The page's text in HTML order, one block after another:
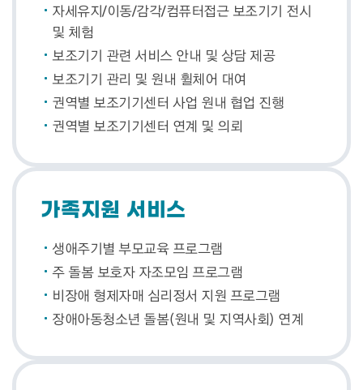
자세유지/이동/감각/컴퓨터접근 보조기기 전시
및 체험
보조기기 관련 서비스 안내 및 상담 제공
보조기기 관리 및 원내 휠체어 대여
권역별 보조기기센터 사업 원내 협업 진행
권역별 보조기기센터 연계 및 의뢰
가족지원 서비스
생애주기별 부모교육 프로그램
주 돌봄 보호자 자조모임 프로그램
비장애 형제자매 심리정서 지원 프로그램
장애아동청소년 돌봄(원내 및 지역사회) 연계